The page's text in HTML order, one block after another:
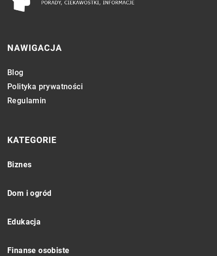
NAWIGACJA
Blog
Polityka prywatności
Regulamin
KATEGORIE
Biznes
Dom i ogród
Edukacja
Finanse osobiste